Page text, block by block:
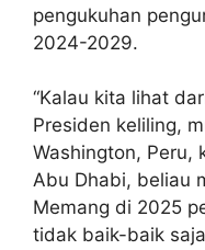
pengukuhan
2024-2029.
“Kalau kita lihat
Presiden keliling,
Washington, Peru,
Abu Dhabi, beliau
Memang di 2025
tidak baik-baik